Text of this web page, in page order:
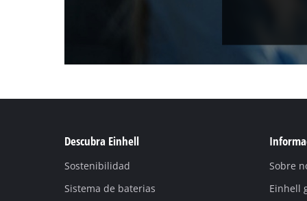
Descubra Einhell
Sostenibilidad
Sistema de baterias
Sobre
Einhell